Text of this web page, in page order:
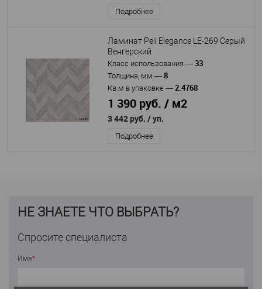
Подробнее
Ламинат Peli Elegance LE-269 Серый
Венгерский
Класс использования — 33
Толщина, мм — 8
Кв.м в упаковке — 2.4768
1 390 руб. / м2
3 442 руб. / уп.
Подробнее
НЕ ЗНАЕТЕ ЧТО ВЫБРАТЬ?
Спросите специалиста
Имя*